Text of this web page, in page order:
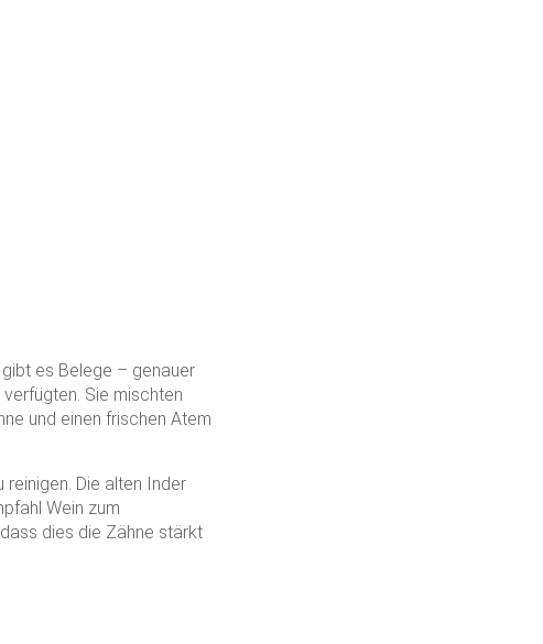
es Belege – genauer
Sie mischten
und einen frischen Atem
Die alten Inder
Wein zum
dies die Zähne stärkt